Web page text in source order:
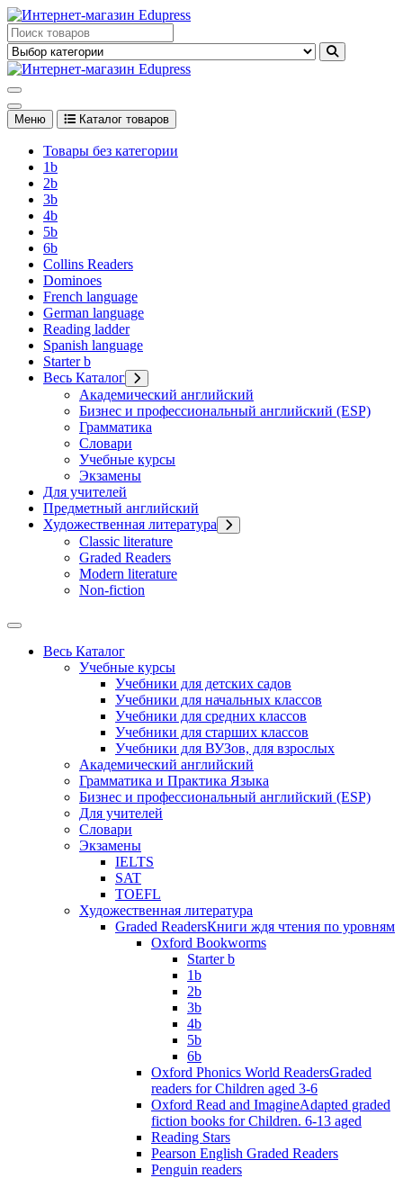
Перейти
к
содержимому
Edupress Uzbekistan, Edupress Узбекистан, книги, учебники на
английском языке
английском языке
Меню Каталог товаров
Товары без категории
1b
2b
3b
4b
5b
6b
Collins Readers
Dominoes
French language
German language
Reading ladder
Spanish language
Starter b
Весь Каталог
Академический английский
Бизнес и профессиональный английский (ESP)
Грамматика
Словари
Учебные курсы
Экзамены
Для учителей
Предметный английский
Художественная литература
Classic literature
Graded Readers
Modern literature
Non-fiction
Весь Каталог
Учебные курсы
Учебники для детских садов
Учебники для начальных классов
Учебники для средних классов
Учебники для старших классов
Учебники для ВУЗов, для взрослых
Академический английский
Грамматика и Практика Языка
Бизнес и профессиональный английский (ESP)
Для учителей
Словари
Экзамены
IELTS
SAT
TOEFL
Художественная литература
Graded ReadersКниги ждя чтения по уровням
Oxford Bookworms
Starter b
1b
2b
3b
4b
5b
6b
Oxford Phonics World ReadersGraded
readers for Children aged 3-6
Oxford Read and ImagineAdapted graded
fiction books for Children. 6-13 aged
Reading Stars
Pearson English Graded Readers
Penguin readers